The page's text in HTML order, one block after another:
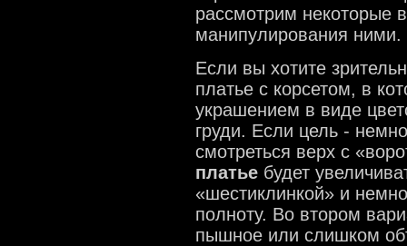
рассмотрим некоторые
манипулирования ними.
Если вы хотите
платье с корсетом, в
украшением в виде
груди. Если цель -
смотреться верх с
платье будет
«шестиклинкой» и
полноту. Во втором
пышное или слишком